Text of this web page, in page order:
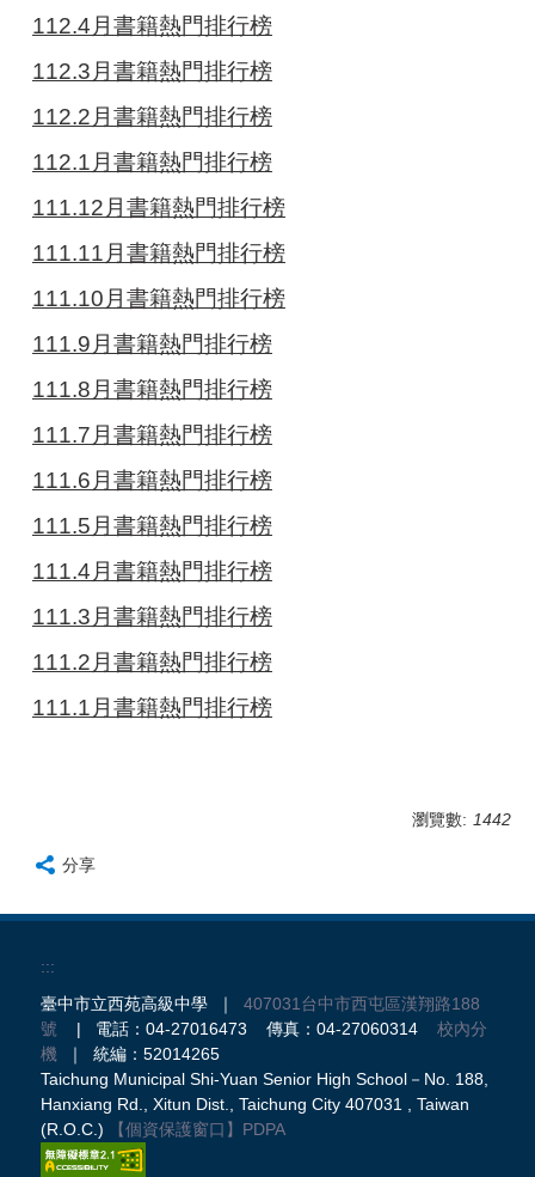
112.4月書籍熱門排行榜
112.3月書籍熱門排行榜
112.2月書籍熱門排行榜
112.1月書籍熱門排行榜
111.12月書籍熱門排行榜
111.11月書籍熱門排行榜
111.10月書籍熱門排行榜
111.9月書籍熱門排行榜
111.8月書籍熱門排行榜
111.7月書籍熱門排行榜
111.6月書籍熱門排行榜
111.5月書籍熱門排行榜
111.4月書籍熱門排行榜
111.3月書籍熱門排行榜
111.2月書籍熱門排行榜
111.1月書籍熱門排行榜
瀏覽數: 1442
分享
:::
臺中市立西苑高級中學 ｜ 407031台中市西屯區漢翔路188
號 | 電話：04-27016473 傳真：04-27060314 校內分
機 ｜ 統編：52014265
Taichung Municipal Shi-Yuan Senior High School－No. 188,
Hanxiang Rd., Xitun Dist., Taichung City 407031 , Taiwan
(R.O.C.)
【個資保護窗口】 PDPA